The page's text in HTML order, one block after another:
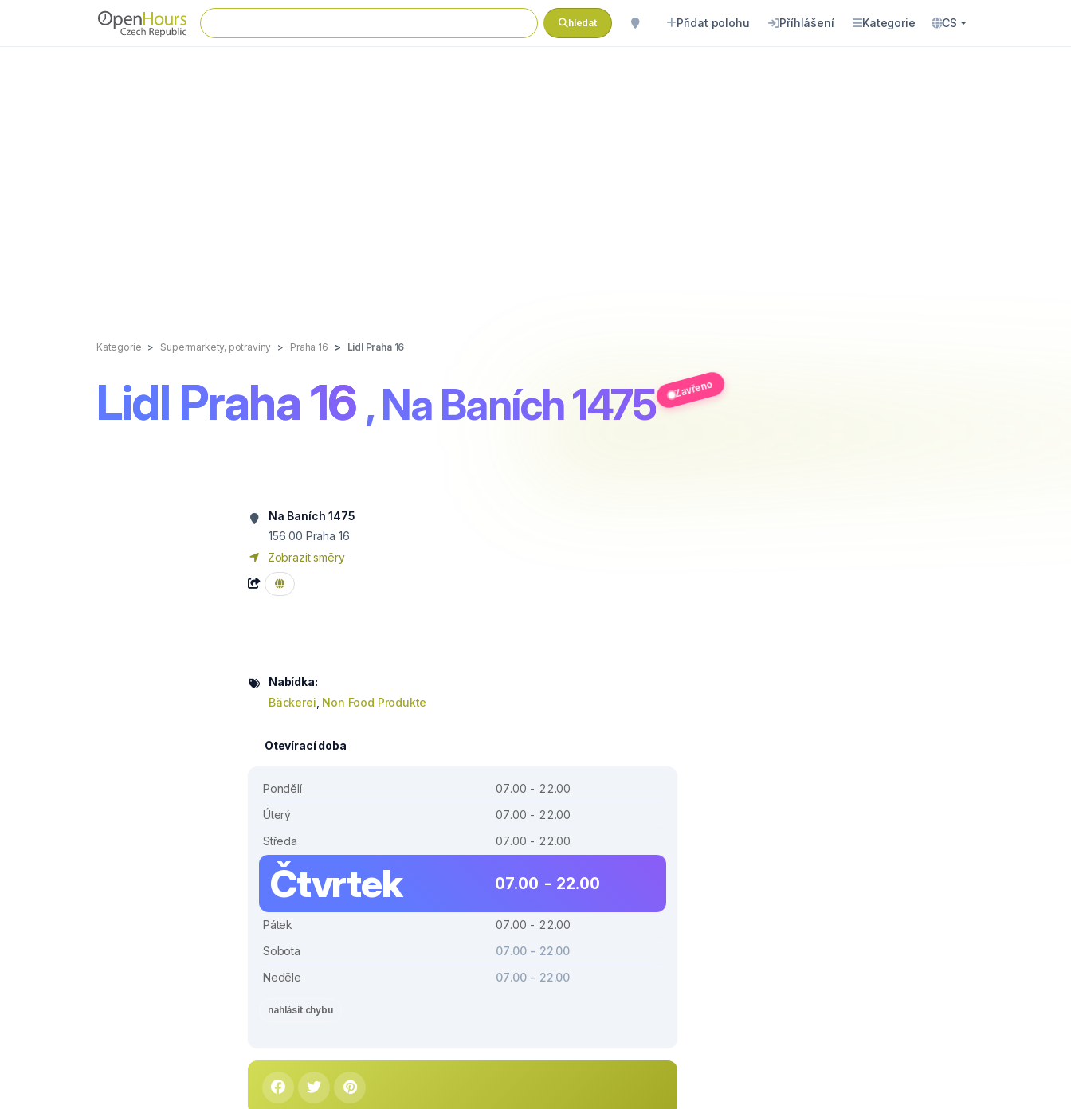
hledat Přidat polohu Příhlášení Kategorie CS
Kategorie Supermarkety, potraviny Praha 16 Lidl Praha 16
Lidl Praha 16 , Na Baních 1475 Zavřeno
Na Baních 1475
156 00 Praha 16
Zobrazit směry
Nabídka:
Bäckerei Non Food Produkte
Otevírací doba
Pondělí
07.00 - 22.00
Úterý
07.00 - 22.00
Středa
07.00 - 22.00
Čtvrtek 07.00 - 22.00
Pátek
07.00 - 22.00
Sobota
07.00 - 22.00
Neděle
07.00 - 22.00
nahlásit chybu